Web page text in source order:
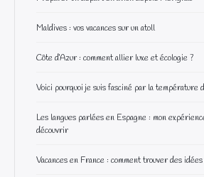
Maldives : vos vacances sur un atoll
Côte d’Azur : comment allier luxe et écologie ?
Voici pourquoi je suis fasciné par la température
Les langues parlées en Espagne : mon
découvrir
Vacances en France : comment trouver des idées